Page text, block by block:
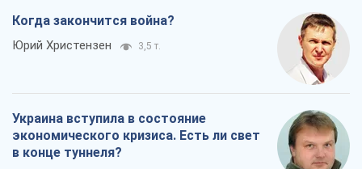
Когда закончится война?
Юрий Христензен 3,5 т.
Украина вступила в состояние
экономического кризиса. Есть ли свет
в конце туннеля?